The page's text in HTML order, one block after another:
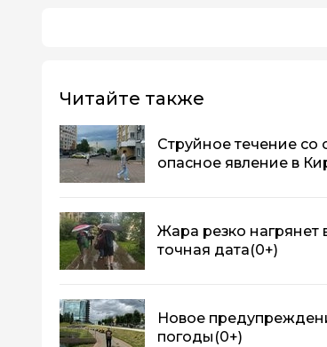
Читайте также
Струйное течение со
опасное явление в
Жара резко нагрянет
точная дата(0+)
Новое
погоды (0+)